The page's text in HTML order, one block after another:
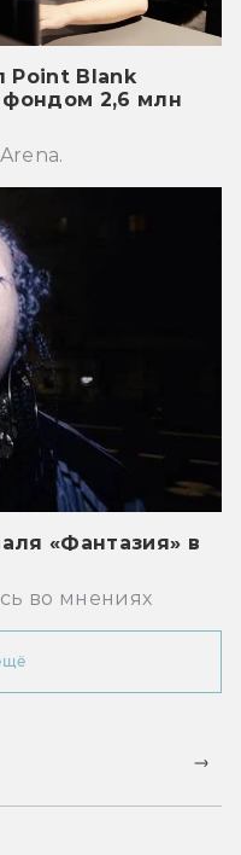
Point Blank
фондом 2,6 млн
«Фантазия» в
во мнениях